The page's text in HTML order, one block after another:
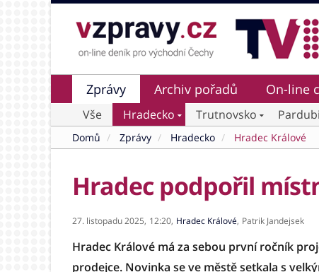
Zprávy Archiv pořadů On-line
Vše Hradecko Trutnovsko
Domů Zprávy Hradecko Hradec Králové
Hradec podpořil
27. listopadu 2025, 12:20, Hradec Králové, Patrik Jandejsek
Hradec Králové má za sebou první ročník
prodejce. Novinka se ve městě setkala s